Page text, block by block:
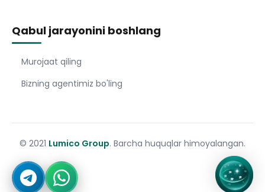
Qabul jarayonini boshlang
Murojaat qiling
Bizning agentimiz bo'ling
© 2021 Lumico Group. Barcha huquqlar himoyalangan.